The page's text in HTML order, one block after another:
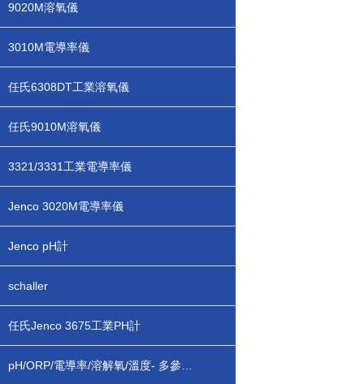
9020M溶氧儀
3010M電導率儀
任氏6308DT工業溶氧儀
任氏9010M溶氧儀
3321/3331工業電導率儀
Jenco 3020M電導率儀
Jenco pH計
schaller
任氏Jenco 3675工業PH計